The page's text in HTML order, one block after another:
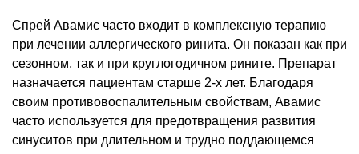
Спрей Авамис часто входит в комплексную терапию
при лечении аллергического ринита. Он показан как при
сезонном, так и при круглогодичном рините. Препарат
назначается пациентам старше 2-х лет. Благодаря
своим противовоспалительным свойствам, Авамис
часто используется для предотвращения развития
синуситов при длительном и трудно поддающемся